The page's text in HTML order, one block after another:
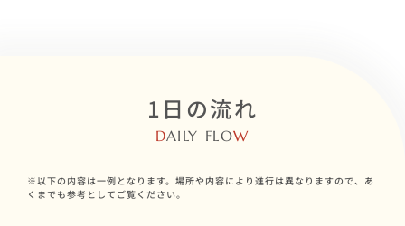
1日の流れ
DAILY FLOW
※以下の内容は一例となります。場所や内容により進行は異なりますので、あ
くまでも参考としてご覧ください。